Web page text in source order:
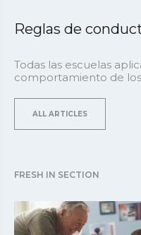
Reglas de
Todas las escuelas
comportamiento de los
ALL ARTICLES
FRESH IN SECTION